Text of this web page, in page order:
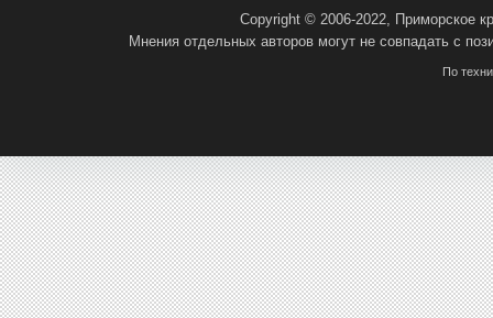
Copyright © 2006-2022, Приморское
Мнения отдельных авторов могут не совпадать с
По